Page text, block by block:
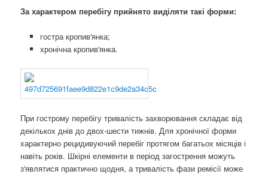
За характером перебігу прийнято виділяти такі форми:
гостра кропив'янка;
хронічна кропив'янка.
При гострому перебігу тривалість захворювання складає від
декількох днів до двох-шести тижнів. Для хронічної форми
характерно рецидивуючий перебіг протягом багатьох місяців і
навіть років. Шкірні елементи в період загострення можуть
з'являтися практично щодня, а тривалість фази ремісії може